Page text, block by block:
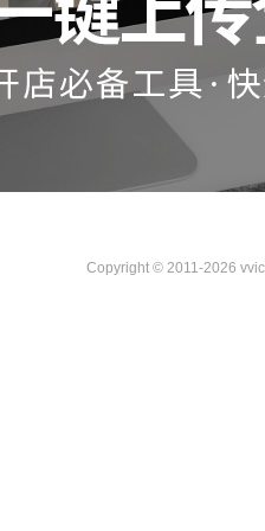
Copyright © 2011-2026